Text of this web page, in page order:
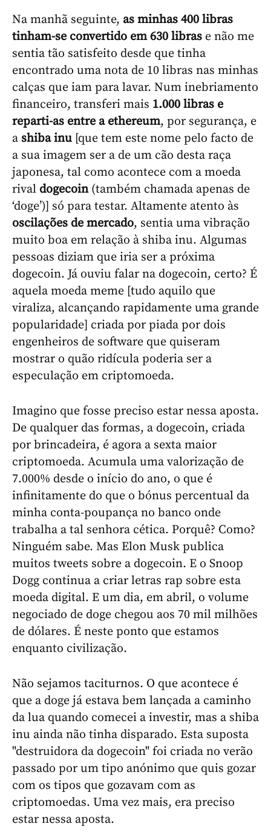
Na manhã seguinte, as minhas 400 libras
tinham-se convertido em 630 libras e não me
sentia tão satisfeito desde que tinha
encontrado uma nota de 10 libras nas minhas
calças que iam para lavar. Num inebriamento
financeiro, transferi mais 1.000 libras e
reparti-as entre a ethereum, por segurança, e
a shiba inu [que tem este nome pelo facto de
a sua imagem ser a de um cão desta raça
japonesa, tal como acontece com a moeda
rival dogecoin(também chamada apenas de
‘doge’)] só para testar. Altamente atento às
oscilações de mercado, sentia uma vibração
muito boa em relação à shiba inu. Algumas
pessoas diziam que iria ser a próxima
dogecoin. Já ouviu falar na dogecoin, certo? É
aquela moeda meme [tudo aquilo que
viraliza, alcançando rapidamente uma grande
popularidade] criada por piada por dois
engenheiros de software que quiseram
mostrar o quão ridícula poderia ser a
especulação em criptomoeda.
Imagino que fosse preciso estar nessa aposta.
De qualquer das formas, a dogecoin, criada
por brincadeira, é agora a sexta maior
criptomoeda. Acumula uma valorização de
7.000% desde o início do ano, o que é
infinitamente do que o bónus percentual da
minha conta-poupança no banco onde
trabalha a tal senhora cética. Porquê? Como?
Ninguém sabe. Mas Elon Musk publica
muitos tweets sobre a dogecoin. E o Snoop
Dogg continua a criar letras rap sobre esta
moeda digital. E um dia, em abril, o volume
negociado de doge chegou aos 70 mil milhões
de dólares. É neste ponto que estamos
enquanto civilização.
Não sejamos taciturnos. O que acontece é
que a doge já estava bem lançada a caminho
da lua quando comecei a investir, mas a shiba
inu ainda não tinha disparado. Esta suposta
"destruidora da dogecoin" foi criada no verão
passado por um tipo anónimo que quis gozar
com os tipos que gozavam com as
criptomoedas. Uma vez mais, era preciso
estar nessa aposta.